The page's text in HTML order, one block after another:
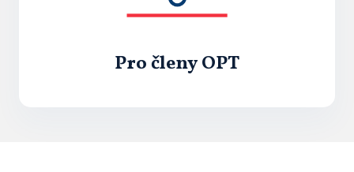
Pro členy OPT